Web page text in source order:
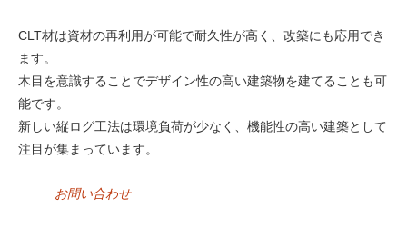
CLT材は資材の再利用が可能で耐久性が高く、改築にも応用でき
ます。
木目を意識することでデザイン性の高い建築物を建てることも可
能です。
新しい縦ログ工法は環境負荷が少なく、機能性の高い建築として
注目が集まっています。
お問い合わせ